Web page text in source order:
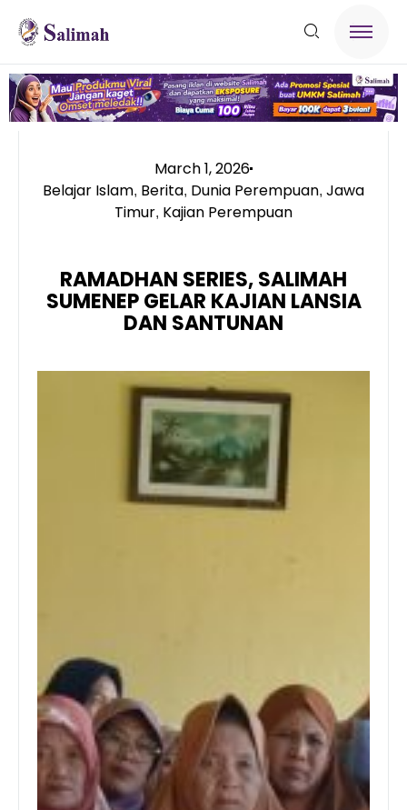
March 1, 2026
Belajar Islam, Berita, Dunia Perempuan, Jawa
Timur, Kajian Perempuan
RAMADHAN SERIES, SALIMAH
SUMENEP GELAR KAJIAN LANSIA
DAN SANTUNAN